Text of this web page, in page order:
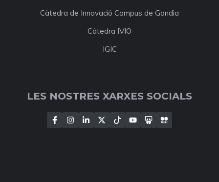
Càtedra de Innovació Campus de Gandia
Càtedra IVIO
IGIC
LES NOSTRES XARXES SOCIALS